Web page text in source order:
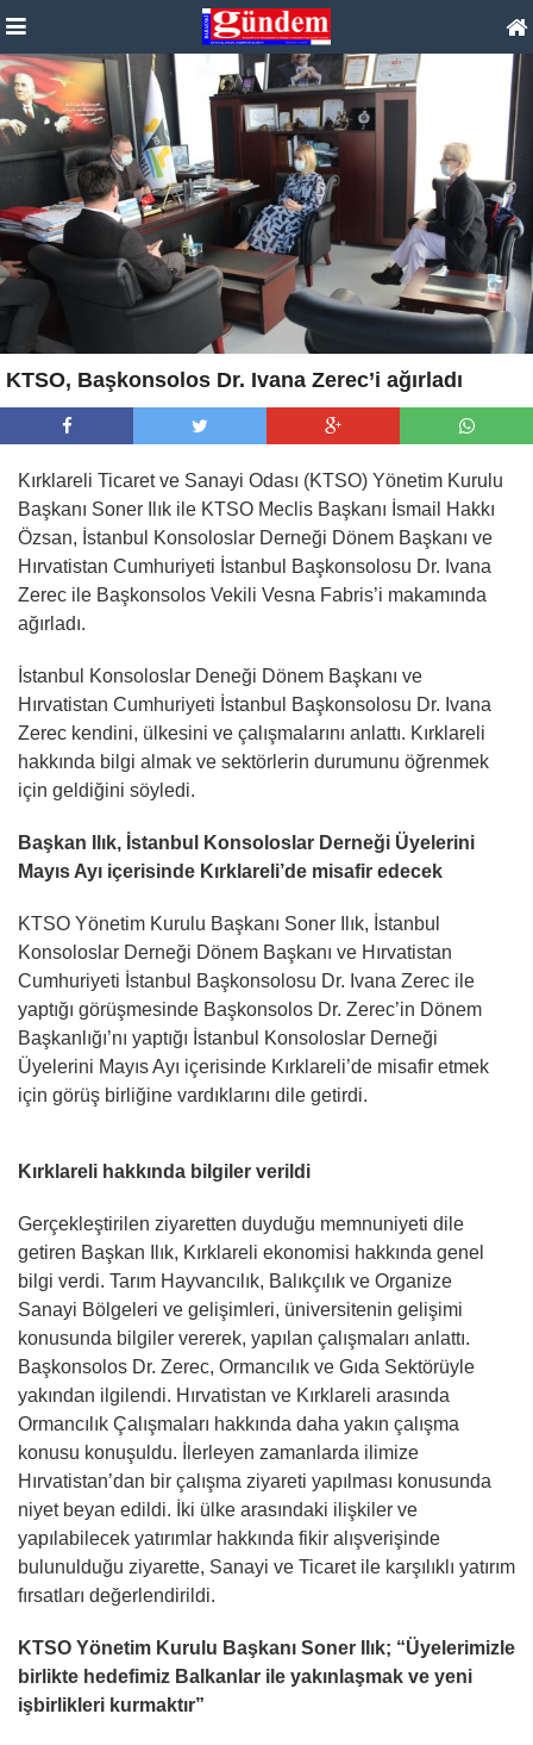
KTSO, Başkonsolos Dr. Ivana Zerec’i ağırladı
Kırklareli Ticaret ve Sanayi Odası (KTSO) Yönetim Kurulu
Başkanı Soner Ilık ile KTSO Meclis Başkanı İsmail Hakkı
Özsan, İstanbul Konsoloslar Derneği Dönem Başkanı ve
Hırvatistan Cumhuriyeti İstanbul Başkonsolosu Dr. Ivana
Zerec ile Başkonsolos Vekili Vesna Fabris’i makamında
ağırladı.
İstanbul Konsoloslar Deneği Dönem Başkanı ve
Hırvatistan Cumhuriyeti İstanbul Başkonsolosu Dr. Ivana
Zerec kendini, ülkesini ve çalışmalarını anlattı. Kırklareli
hakkında bilgi almak ve sektörlerin durumunu öğrenmek
için geldiğini söyledi.
Başkan Ilık, İstanbul Konsoloslar Derneği Üyelerini
Mayıs Ayı içerisinde Kırklareli’de misafir edecek
KTSO Yönetim Kurulu Başkanı Soner Ilık, İstanbul
Konsoloslar Derneği Dönem Başkanı ve Hırvatistan
Cumhuriyeti İstanbul Başkonsolosu Dr. Ivana Zerec ile
yaptığı görüşmesinde Başkonsolos Dr. Zerec’in Dönem
Başkanlığı’nı yaptığı İstanbul Konsoloslar Derneği
Üyelerini Mayıs Ayı içerisinde Kırklareli’de misafir etmek
için görüş birliğine vardıklarını dile getirdi.
Kırklareli hakkında bilgiler verildi
Gerçekleştirilen ziyaretten duyduğu memnuniyeti dile
getiren Başkan Ilık, Kırklareli ekonomisi hakkında genel
bilgi verdi. Tarım Hayvancılık, Balıkçılık ve Organize
Sanayi Bölgeleri ve gelişimleri, üniversitenin gelişimi
konusunda bilgiler vererek, yapılan çalışmaları anlattı.
Başkonsolos Dr. Zerec, Ormancılık ve Gıda Sektörüyle
yakından ilgilendi. Hırvatistan ve Kırklareli arasında
Ormancılık Çalışmaları hakkında daha yakın çalışma
konusu konuşuldu. İlerleyen zamanlarda ilimize
Hırvatistan’dan bir çalışma ziyareti yapılması konusunda
niyet beyan edildi. İki ülke arasındaki ilişkiler ve
yapılabilecek yatırımlar hakkında fikir alışverişinde
bulunulduğu ziyarette, Sanayi ve Ticaret ile karşılıklı yatırım
fırsatları değerlendirildi.
KTSO Yönetim Kurulu Başkanı Soner Ilık; “Üyelerimizle
birlikte hedefimiz Balkanlar ile yakınlaşmak ve yeni
işbirlikleri kurmaktır”